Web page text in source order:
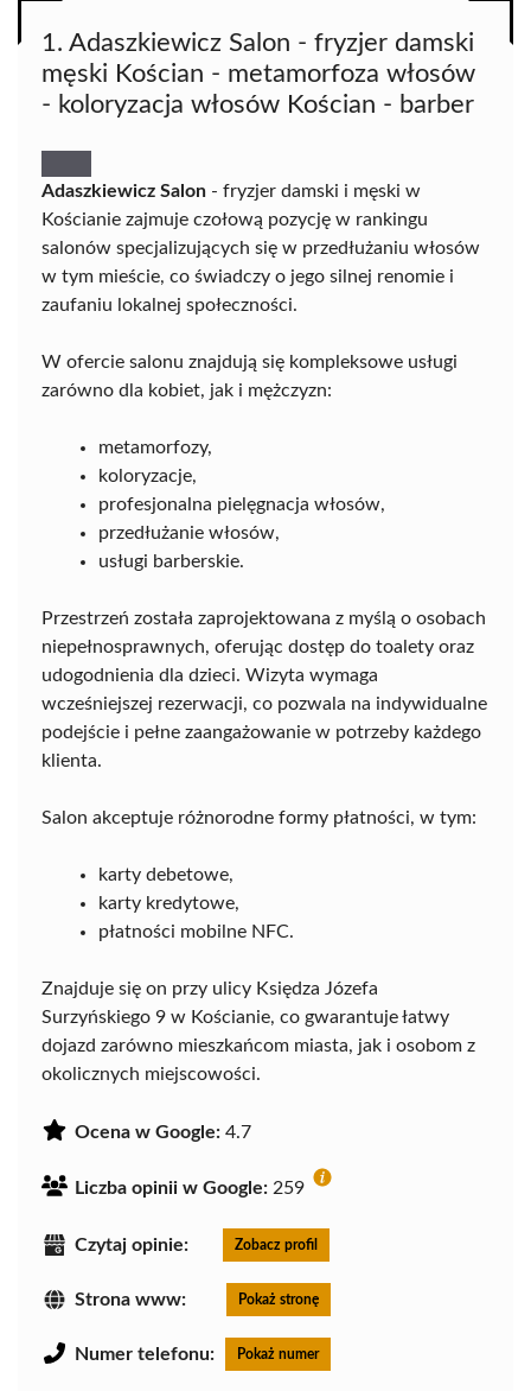
1. Adaszkiewicz Salon - fryzjer damski
męski Kościan - metamorfoza włosów
- koloryzacja włosów Kościan - barber
Adaszkiewicz Salon - fryzjer damski i męski w
Kościanie zajmuje czołową pozycję w rankingu
salonów specjalizujących się w przedłużaniu włosów
w tym mieście, co świadczy o jego silnej renomie i
zaufaniu lokalnej społeczności.
W ofercie salonu znajdują się kompleksowe usługi
zarówno dla kobiet, jak i mężczyzn:
metamorfozy,
koloryzacje,
profesjonalna pielęgnacja włosów,
przedłużanie włosów,
usługi barberskie.
Przestrzeń została zaprojektowana z myślą o osobach
niepełnosprawnych, oferując dostęp do toalety oraz
udogodnienia dla dzieci. Wizyta wymaga
wcześniejszej rezerwacji, co pozwala na indywidualne
podejście i pełne zaangażowanie w potrzeby każdego
klienta.
Salon akceptuje różnorodne formy płatności, w tym:
karty debetowe,
karty kredytowe,
płatności mobilne NFC.
Znajduje się on przy ulicy Księdza Józefa
Surzyńskiego 9 w Kościanie, co gwarantuje łatwy
dojazd zarówno mieszkańcom miasta, jak i osobom z
okolicznych miejscowości.
Ocena w Google: 4.7
Liczba opinii w Google: 259
Czytaj opinie: Zobacz profil
Strona www: Pokaż stronę
Numer telefonu: Pokaż numer